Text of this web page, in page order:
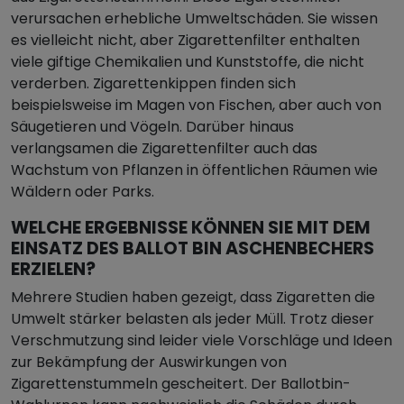
verursachen erhebliche Umweltschäden. Sie wissen
es vielleicht nicht, aber Zigarettenfilter enthalten
viele giftige Chemikalien und Kunststoffe, die nicht
verderben. Zigarettenkippen finden sich
beispielsweise im Magen von Fischen, aber auch von
Säugetieren und Vögeln. Darüber hinaus
verlangsamen die Zigarettenfilter auch das
Wachstum von Pflanzen in öffentlichen Räumen wie
Wäldern oder Parks.
WELCHE ERGEBNISSE KÖNNEN SIE MIT DEM
EINSATZ DES BALLOT BIN ASCHENBECHERS
ERZIELEN?
Mehrere Studien haben gezeigt, dass Zigaretten die
Umwelt stärker belasten als jeder Müll. Trotz dieser
Verschmutzung sind leider viele Vorschläge und Ideen
zur Bekämpfung der Auswirkungen von
Zigarettenstummeln gescheitert. Der Ballotbin-